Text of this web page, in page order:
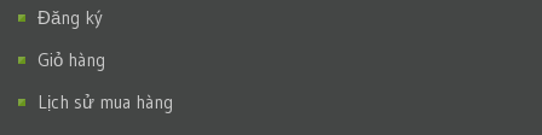
Đăng ký
Giỏ hàng
Lịch sử mua hàng